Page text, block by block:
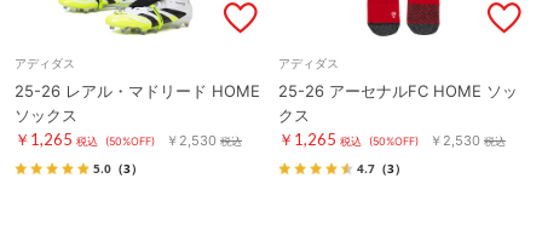
アディダス
25-26 レアル・マドリード HOME
ソックス
￥1,265 税込 (50%OFF) ￥2,530 税込
5.0 （3）
アディダス
25-26 アーセナルFC HOME ソッ
クス
￥1,265 税込 (50%OFF) ￥2,530 税込
4.7 （3）